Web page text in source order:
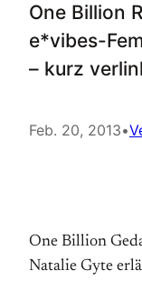
One Billion
e*vibes-
– kurz
Feb. 20, 2013•
One Billion
Natalie Gyte